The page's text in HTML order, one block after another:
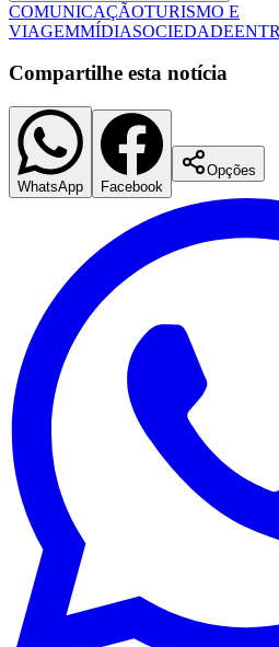
Santos
COMUNICAÇÃOTURISMO E
VIAGEMMÍDIASOCIEDADE
Compartilhe esta notícia
WhatsApp Facebook
Opções